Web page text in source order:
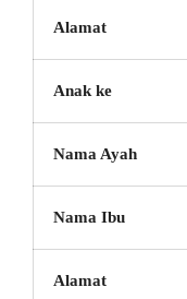
Alamat
Anak ke
Nama Ayah
Nama Ibu
Alamat